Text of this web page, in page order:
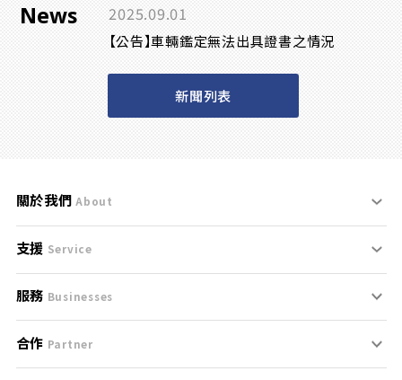
News 2025.09.01
【公告】車輛鑑定無法出具證書之情況
新聞列表
關於我們 About
刊登規範
服務條款
免責聲明
支援 Service
支援中心
聯絡我們
服務 Businesses
什麼是Goo鑑定？
合作 Partner